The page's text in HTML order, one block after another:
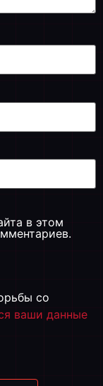
в этом
со
ваши данные